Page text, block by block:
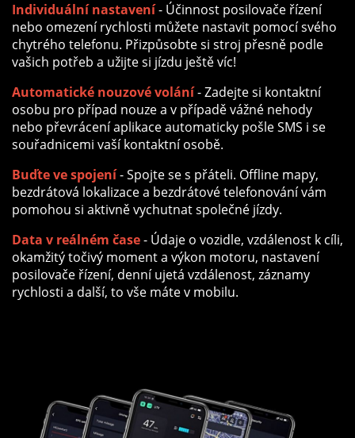
Individuální nastavení- Účinnost posilovače řízení
nebo omezení rychlosti můžete nastavit pomocí svého
chytrého telefonu. Přizpůsobte si stroj přesně podle
vašich potřeb a užijte si jízdu ještě víc!
Automatické nouzové volání- Zadejte si kontaktní
osobu pro případ nouze a v případě vážné nehody
nebo převrácení aplikace automaticky pošle SMS i se
souřadnicemi vaší kontaktní osobě.
Buďte ve spojení- Spojte se s přáteli. Offline mapy,
bezdrátová lokalizace a bezdrátové telefonování vám
pomohou si aktivně vychutnat společné jízdy.
Data v reálném čase- Údaje o vozidle, vzdálenost k cíli,
okamžitý točivý moment a výkon motoru, nastavení
posilovače řízení, denní ujetá vzdálenost, záznamy
rychlosti a další, to vše máte v mobilu.